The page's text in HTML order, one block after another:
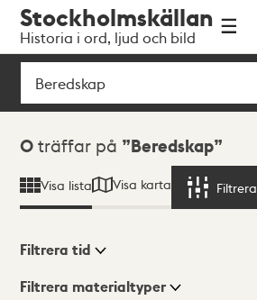
navigationen
huvudinnehållet
Stockholmskällan
Historia i ord, ljud och bild
Sök
Sökresultat
0 träffar på Beredskap
Visa lista Visa karta Filtrera
Visningsläge
Filtrera tid
Filtrera materialtyper